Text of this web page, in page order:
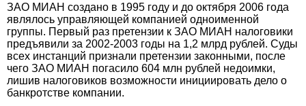
ЗАО МИАН создано в 1995 году и до октября 2006 года
являлось управляющей компанией одноименной
группы. Первый раз претензии к ЗАО МИАН налоговики
предъявили за 2002-2003 годы на 1,2 млрд рублей. Суды
всех инстанций признали претензии законными, после
чего ЗАО МИАН погасило 604 млн рублей недоимки,
лишив налоговиков возможности инициировать дело о
банкротстве компании.